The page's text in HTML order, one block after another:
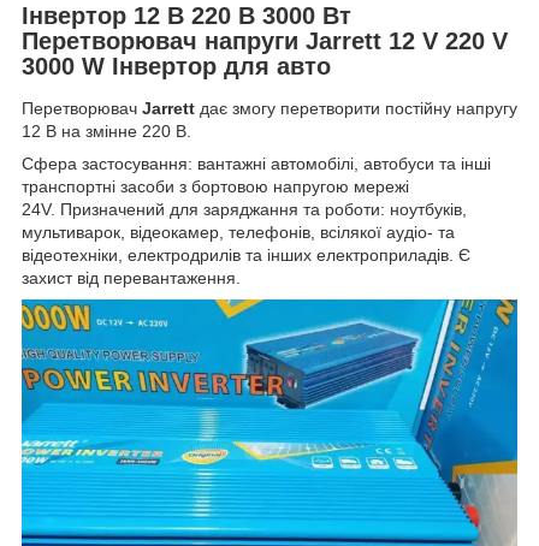
Інвертор 12 В 220 В 3000 Вт
Перетворювач напруги Jarrett 12 V 220 V
3000 W Інвертор для авто
Перетворювач Jarrett дає змогу перетворити постійну напругу
12 В на змінне 220 В.
Сфера застосування: вантажні автомобілі, автобуси та інші
транспортні засоби з бортовою напругою мережі
24V. Призначений для заряджання та роботи: ноутбуків,
мультиварок, відеокамер, телефонів, всілякої аудіо- та
відеотехніки, електродрилів та інших електроприладів. Є
захист від перевантаження.